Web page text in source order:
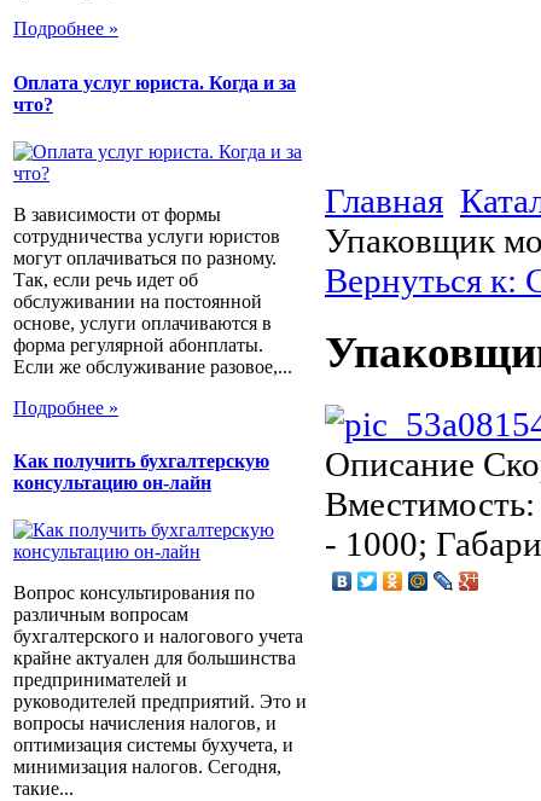
Подробнее »
Оплата услуг юриста. Когда и за
что?
В зависимости от формы
сотрудничества услуги юристов
могут оплачиваться по разному.
Так, если речь идет об
обслуживании на постоянной
основе, услуги оплачиваются в
форма регулярной абонплаты.
Если же обслуживание разовое,...
Подробнее »
Как получить бухгалтерскую
консультацию он-лайн
Вопрос консультирования по
различным вопросам
бухгалтерского и налогового учета
крайне актуален для большинства
предпринимателей и
руководителей предприятий. Это и
вопросы начисления налогов, и
оптимизация системы бухучета, и
минимизация налогов. Сегодня,
такие...
Главная
Упаковщик
Вернуться к:
Описание
- 1000;